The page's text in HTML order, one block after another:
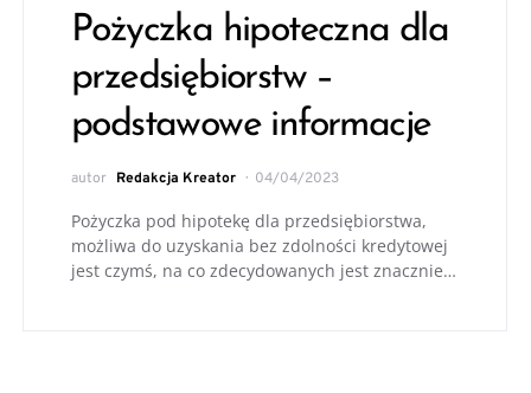
Pożyczka hipoteczna dla
przedsiębiorstw –
podstawowe informacje
autor Redakcja Kreator 04/04/2023
Pożyczka pod hipotekę dla przedsiębiorstwa,
możliwa do uzyskania bez zdolności kredytowej
jest czymś, na co zdecydowanych jest znacznie…